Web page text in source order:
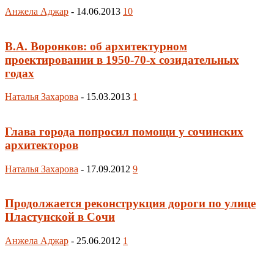
Анжела Аджар - 14.06.2013 10
В.А. Воронков: об архитектурном
проектировании в 1950-70-х созидательных
годах
Наталья Захарова - 15.03.2013 1
Глава города попросил помощи у сочинских
архитекторов
Наталья Захарова - 17.09.2012 9
Продолжается реконструкция дороги по улице
Пластунской в Сочи
Анжела Аджар - 25.06.2012 1